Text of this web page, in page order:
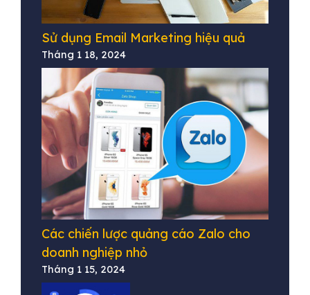
Sử dụng Email Marketing hiệu quả
Tháng 1 18, 2024
Các chiến lược quảng cáo Zalo cho
doanh nghiệp nhỏ
Tháng 1 15, 2024